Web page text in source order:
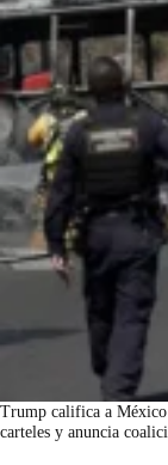
Trump califica a
carteles y anuncia